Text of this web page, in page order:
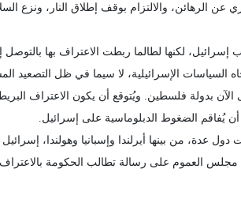
الرهائن، والالتزام بوقف إطلاق النار، ونزع
إسرائيل، لكنها لطالما ربطت الاعتراف بها
السياسات الإسرائيلية، لا سيما في ظل التصعيد
12 دولة أوروبية، اعترفت حتى الآن بدولة فلسطين. ويُتوقع أن
يُفاقم الضغوط الدبلوماسية على إسرائيل.
عدة، من بينها أيرلندا وإسبانيا وهولندا،
وفي بريطانيا، وقّع أكثر من 250 نائباً من أصل 650 في مجلس العموم على